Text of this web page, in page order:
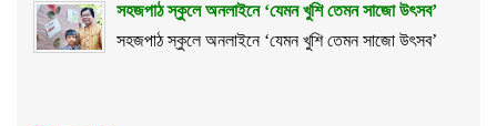
সহজপাঠ স্কুলে অনলাইনে ‘যেমন খুশি তেমন সাজো উৎসব’
সহজপাঠ স্কুলে অনলাইনে ‘যেমন খুশি তেমন সাজো উৎসব’